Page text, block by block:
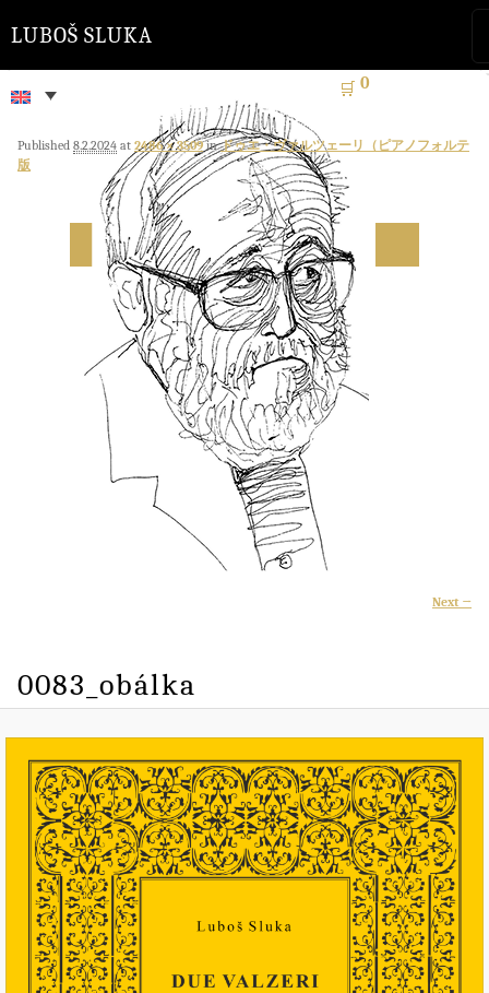
🛒 0
LUBOŠ SLUKA
Next →
0083_obálka
Published 8.2.2024 at 2486 × 3509inドゥエ・ヴァルツェーリ（ピアノフォルテ
版